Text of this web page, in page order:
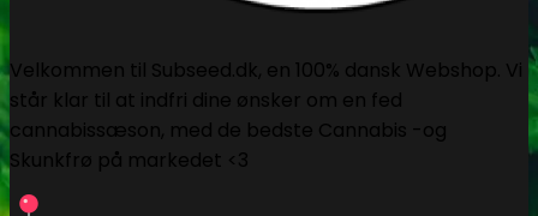
Velkommen til Subseed.dk, en 100% dansk Webshop. Vi
står klar til at indfri dine ønsker om en fed
cannabissæson, med de bedste Cannabis -og
Skunkfrø på markedet <3